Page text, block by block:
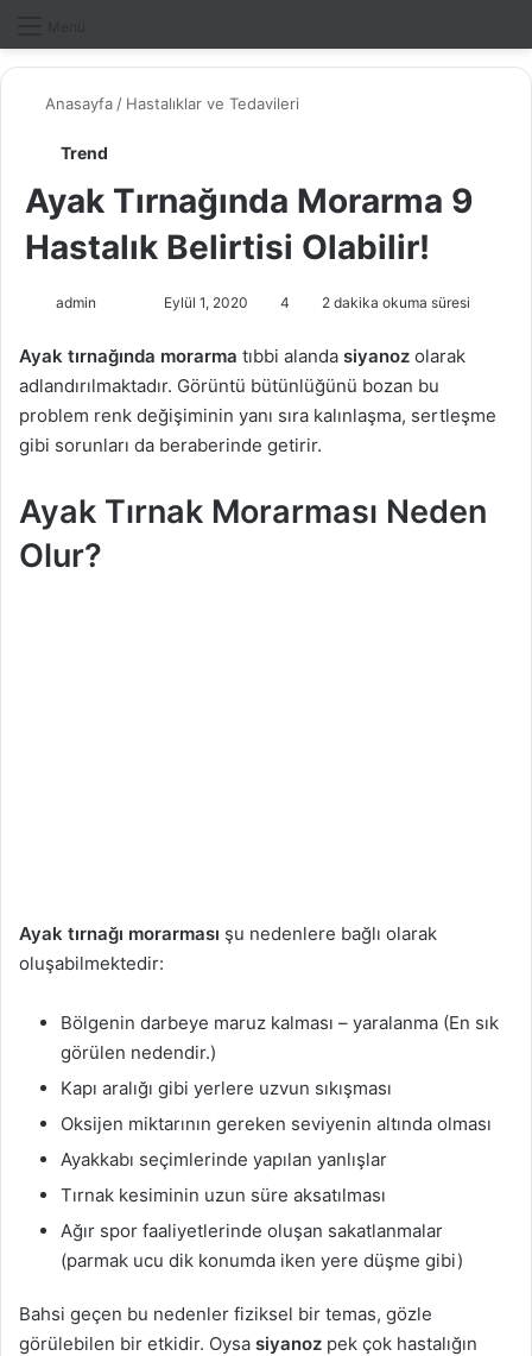
Anasayfa / Hastalıklar ve Tedavileri
Trend
Ayak Tırnağında Morarma 9
Hastalık Belirtisi Olabilir!
admin
l
l
o
w
n
r
e
-
p
s
Eylül 1, 2020 4 2 dakika okuma süresi
Ayak tırnağında morarma tıbbi alanda siyanoz olarak
adlandırılmaktadır. Görüntü bütünlüğünü bozan bu
problem renk değişiminin yanı sıra kalınlaşma, sertleşme
gibi sorunları da beraberinde getirir.
Ayak Tırnak Morarması Neden
Olur?
Ayak tırnağı morarması şu nedenlere bağlı olarak
oluşabilmektedir:
Bölgenin darbeye maruz kalması – yaralanma (En sık
görülen nedendir.)
Kapı aralığı gibi yerlere uzvun sıkışması
Oksijen miktarının gereken seviyenin altında olması
Ayakkabı seçimlerinde yapılan yanlışlar
Tırnak kesiminin uzun süre aksatılması
Ağır spor faaliyetlerinde oluşan sakatlanmalar
(parmak ucu dik konumda iken yere düşme gibi)
Bahsi geçen bu nedenler fiziksel bir temas, gözle
görülebilen bir etkidir. Oysa siyanoz pek çok hastalığın